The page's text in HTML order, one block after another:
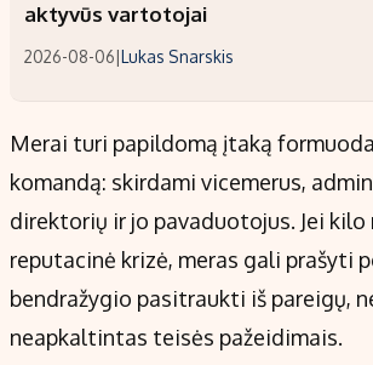
aktyvūs vartotojai
2026-08-06|Lukas Snarskis
Merai turi papildomą įtaką
komandą: skirdami vicemerus,
direktorių ir jo pavaduotojus. Jei kilo
reputacinė krizė, meras gali prašyti
bendražygio pasitraukti iš pareigų,
neapkaltintas teisės pažeidimais.